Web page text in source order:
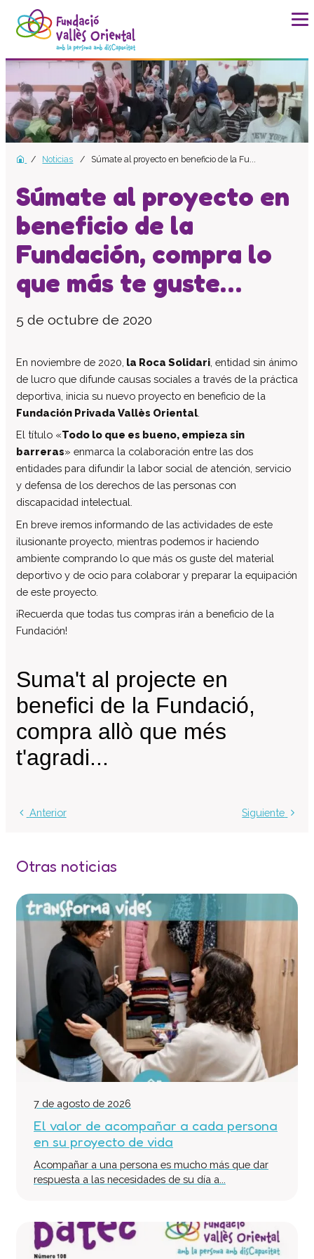
La fundación
Historia
Misión, visión y valores
Distinciones y entidades
Modelo de calidad
Revista Batec
Memorias
Documentos
Transparencia
Carta de servicios
Plan estratégico
Impacto social
Informe auditoría cuentas anuales
Contratos establecidos con la
administración pública
Convenios suscritos con la
administración pública
Subvenciones y ayudas públicas
concedidas
Asociación de familias
Retribuciones percibidas por los
máximos responsables de la entidad
Servicios a personas
Formación
Residencia
Casa Empúries
Formación
Edificio de Rehabilitación Funcional
Servicios a empresas
Centro Especial de Trabajo
Catering
Servicios Generales
Practicas e inserción laboral
Asesoramiento LGD y RSC
Equipo Multidisciplinario de Soporte
Colabora
Voluntari@s
Donaciones
Proyectos
Noticias
Noticias Súmate al proyecto en beneficio de la Fu...
Súmate al proyecto en
beneficio de la
Fundación, compra lo
que más te guste…
5 de octubre de 2020
En noviembre de 2020, la Roca Solidari , entidad sin ánimo
de lucro que difunde causas sociales a través de la práctica
deportiva, inicia su nuevo proyecto en beneficio de la
Fundación Privada Vallès Oriental
El título «Todo lo que es bueno, empieza sin
barreras» enmarca la colaboración entre las dos
entidades para difundir la labor social de atención, servicio
y defensa de los derechos de las personas con
discapacidad intelectual.
En breve iremos informando de las actividades de este
ilusionante proyecto, mientras podemos ir haciendo
ambiente comprando lo que más os guste del material
deportivo y de ocio para colaborar y preparar la equipación
de este proyecto.
¡Recuerda que todas tus compras irán a beneficio de la
Fundación!
Anterior Siguiente
Otras noticias
7 de agosto de 2026
El valor de acompañar a cada persona
en su proyecto de vida
Acompañar a una persona es mucho más que dar
respuesta a las necesidades de su día a...